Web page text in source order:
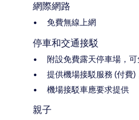
網際網路
免費無線上網
停車和交通接駁
附設免費露天停車場，
提供機場接駁服務 (付費
機場接駁車應要求提供
親子